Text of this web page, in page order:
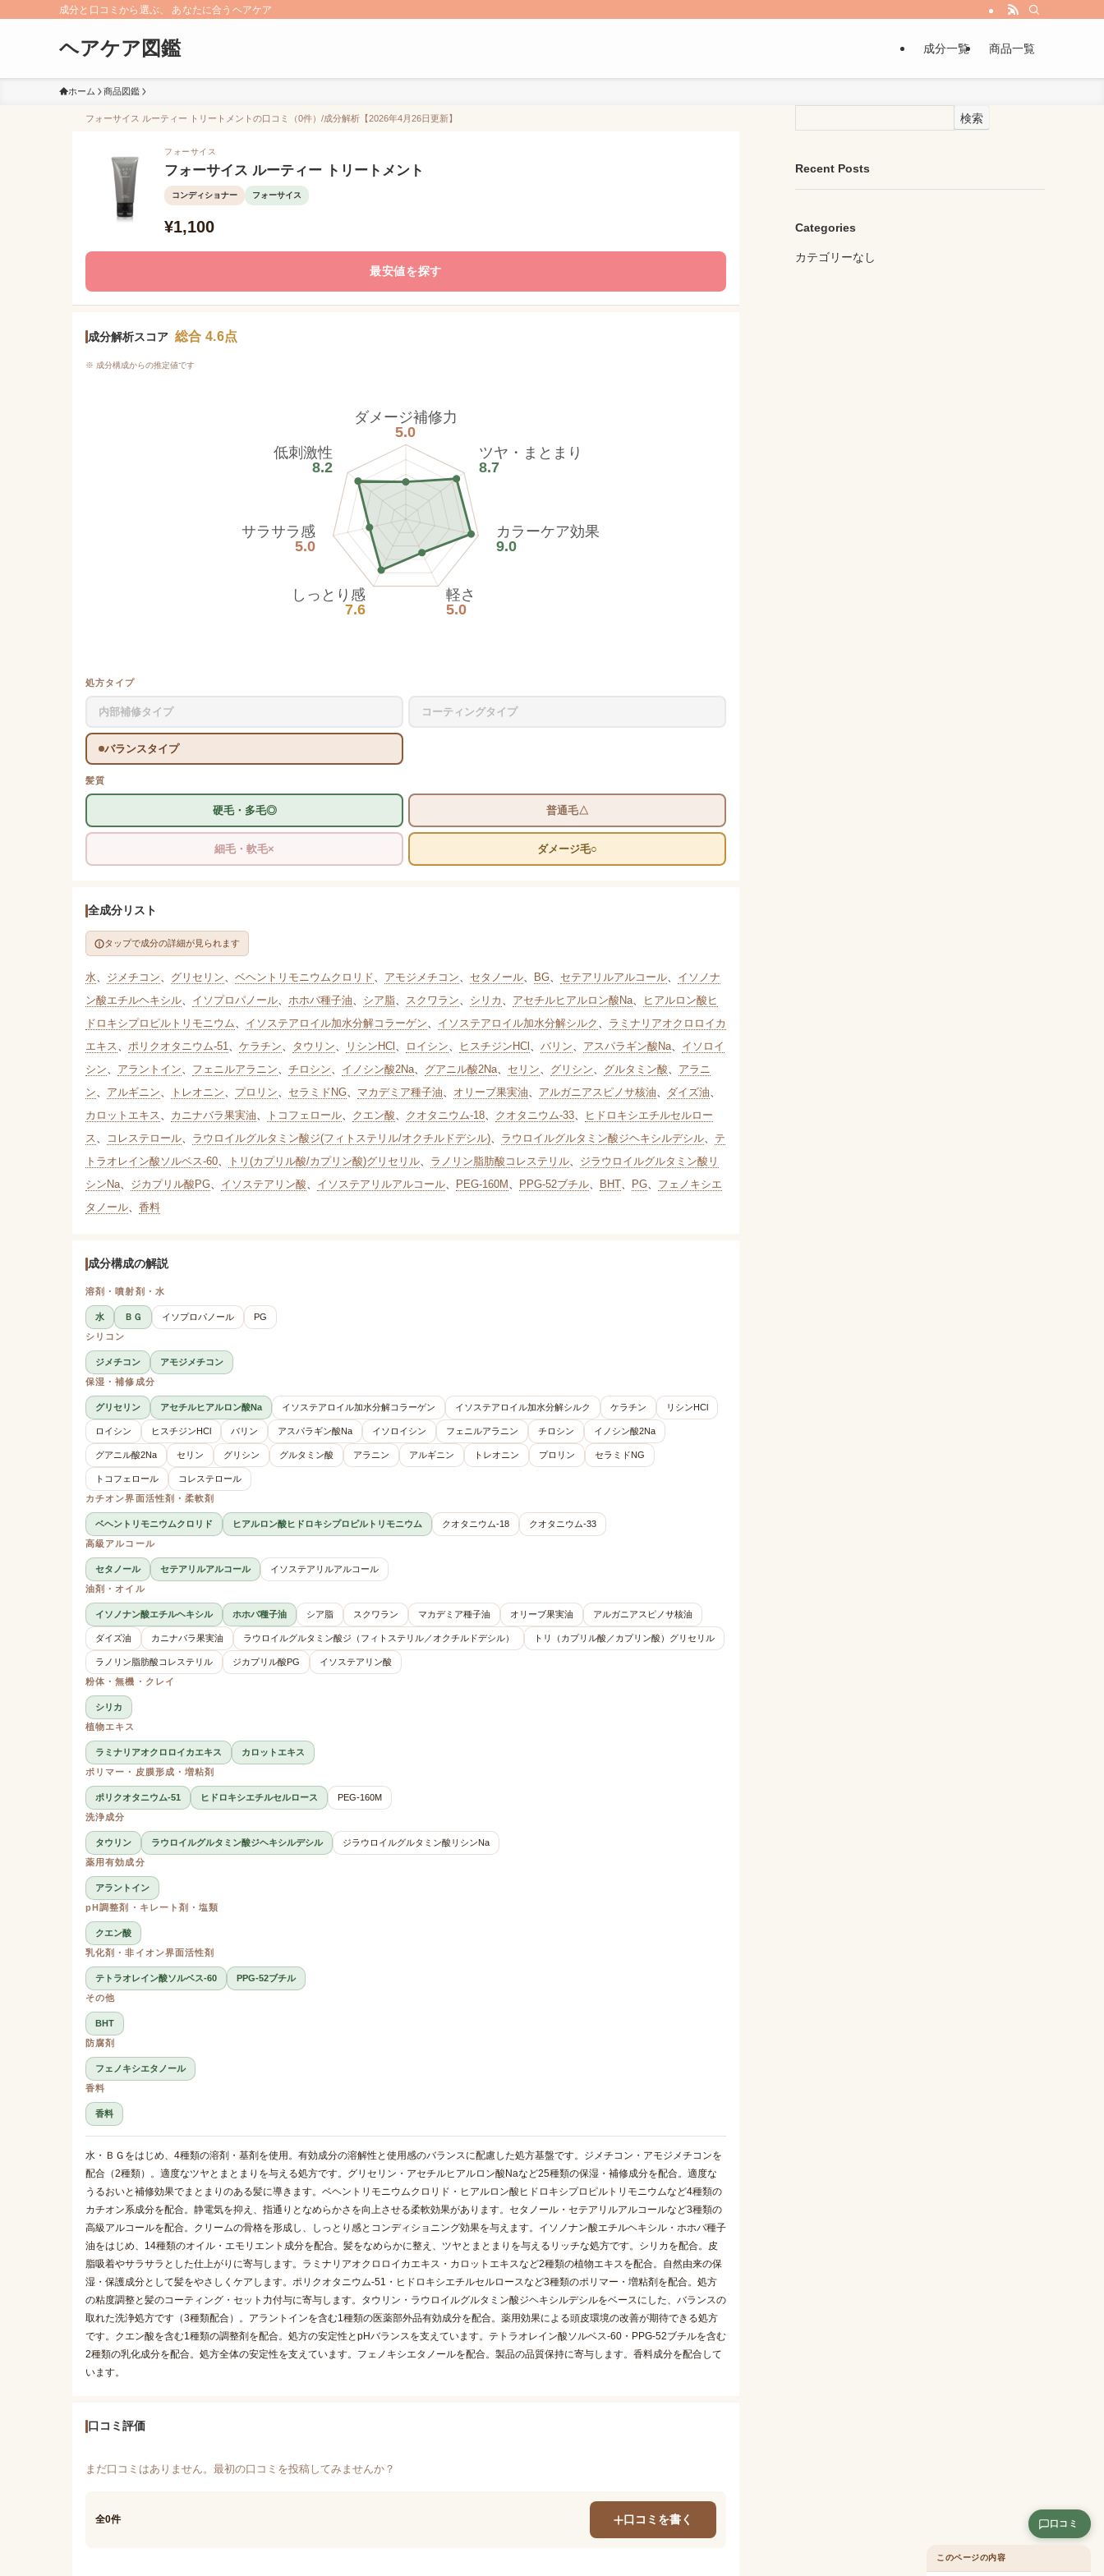
成分と口コミから選ぶ、 あなたに合うヘアケア
ヘアケア図鑑 成分一覧 商品一覧
ホーム 商品図鑑
フォーサイス ルーティー トリートメントの口コミ（0件）/成分解析【2026年4月26日更新】
フォーサイス
フォーサイス ルーティー トリートメント
コンディショナー フォーサイス
¥1,100
最安値を探す
成分解析スコア 総合 4.6点
※ 成分構成からの推定値です
ダメージ補修力
5.0
ツヤ・まとまり
8.7
カラーケア効果
9.0
軽さ
5.0
しっとり感
7.6
サラサラ感
5.0
低刺激性
8.2
処方タイプ
内部補修タイプ コーティングタイプ
バランスタイプ
髪質
硬毛・多毛◎ 普通毛△
細毛・軟毛× ダメージ毛○
全成分リスト
タップで成分の詳細が見られます
水、 ジメチコン、 グリセリン、 ベヘントリモニウムクロリド、 アモジメチコン、 セタノール、 BG、 セテアリルアルコール、 イソノナ
ン酸エチルヘキシル、 イソプロパノール、 ホホバ種子油、 シア脂、 スクワラン、 シリカ 、 アセチルヒアルロン酸Na、
ヒアルロン酸ヒ
ドロキシプロピルトリモニウム、 イソステアロイル加水分解コラーゲン、 イソステアロイル加水分解シルク 、 ラミナリアオクロロイカ
エキス、 ポリクオタニウム-51、 ケラチン、 タウリン、 リシンHCl 、 ロイシン、 ヒスチジンHCl 、 バリン、 アスパラギン酸Na、 イソロイ
シン、 アラントイン、 フェニルアラニン、 チロシン、 イノシン酸2Na、 グアニル酸2Na、 セリン、 グリシン、 グルタミン酸、 アラニ
ン、 アルギニン、 トレオニン、 プロリン、 セラミドNG、 マカデミア種子油、 オリーブ果実油、 アルガニアスピノサ核油、 ダイズ油、
カロットエキス、 カニナバラ果実油、 トコフェロール、 クエン酸、 クオタニウム-18、 クオタニウム-33、
ヒドロキシエチルセルロー
ス、 コレステロール、 ラウロイルグルタミン酸ジ(フィトステリル/オクチルドデシル)、 ラウロイルグルタミン酸ジヘキシルデシル、 テ
トラオレイン酸ソルベス-60、 トリ(カプリル酸/カプリン酸)グリセリル、 ラノリン脂肪酸コレステリル、 ジラウロイルグルタミン酸リ
シンNa、 ジカプリル酸PG、 イソステアリン酸、 イソステアリルアルコール、 PEG-160M 、 PPG-52ブチル、 BHT、 PG、 フェノキシエ
タノール、 香料
成分構成の解説
溶剤・噴射剤・水
水 ＢＧ イソプロパノール
PG
シリコン
ジメチコン
アモジメチコン
保湿・補修成分
グリセリン アセチルヒアルロン酸Na イソステアロイル加水分解コラーゲン イソステアロイル加水分解シルク ケラチン リシンHCl
ロイシン ヒスチジンHCl バリン アスパラギン酸Na イソロイシン フェニルアラニン チロシン イノシン酸2Na
グアニル酸2Na セリン グリシン グルタミン酸 アラニン アルギニン トレオニン プロリン セラミドNG
トコフェロール
コレステロール
カチオン界面活性剤・柔軟剤
ベヘントリモニウムクロリド ヒアルロン酸ヒドロキシプロピルトリモニウム クオタニウム-18
クオタニウム-33
高級アルコール
セタノール セテアリルアルコール
イソステアリルアルコール
油剤・オイル
イソノナン酸エチルヘキシル ホホバ種子油 シア脂 スクワラン マカデミア種子油 オリーブ果実油 アルガニアスピノサ核油
ダイズ油 カニナバラ果実油 ラウロイルグルタミン酸ジ（フィトステリル／オクチルドデシル） トリ（カプリル酸／カプリン酸）グリセリル
ラノリン脂肪酸コレステリル ジカプリル酸PG
イソステアリン酸
粉体・無機・クレイ
シリカ
植物エキス
ラミナリアオクロロイカエキス
カロットエキス
ポリマー・皮膜形成・増粘剤
ポリクオタニウム-51 ヒドロキシエチルセルロース
PEG-160M
洗浄成分
タウリン ラウロイルグルタミン酸ジヘキシルデシル
ジラウロイルグルタミン酸リシンNa
薬用有効成分
アラントイン
pH調整剤・キレート剤・塩類
クエン酸
乳化剤・非イオン界面活性剤
テトラオレイン酸ソルベス-60
PPG-52ブチル
その他
BHT
防腐剤
フェノキシエタノール
香料
香料
水・ＢＧをはじめ、4種類の溶剤・基剤を使用。有効成分の溶解性と使用感のバランスに配慮した処方基盤です。ジメチコン・アモジメチコンを
配合（2種類）。適度なツヤとまとまりを与える処方です。グリセリン・アセチルヒアルロン酸Naなど25種類の保湿・補修成分を配合。適度な
うるおいと補修効果でまとまりのある髪に導きます。ベヘントリモニウムクロリド・ヒアルロン酸ヒドロキシプロピルトリモニウムなど4種類の
カチオン系成分を配合。静電気を抑え、指通りとなめらかさを向上させる柔軟効果があります。セタノール・セテアリルアルコールなど3種類の
高級アルコールを配合。クリームの骨格を形成し、しっとり感とコンディショニング効果を与えます。イソノナン酸エチルヘキシル・ホホバ種子
油をはじめ、14種類のオイル・エモリエント成分を配合。髪をなめらかに整え、ツヤとまとまりを与えるリッチな処方です。シリカを配合。皮
脂吸着やサラサラとした仕上がりに寄与します。ラミナリアオクロロイカエキス・カロットエキスなど2種類の植物エキスを配合。自然由来の保
湿・保護成分として髪をやさしくケアします。ポリクオタニウム-51・ヒドロキシエチルセルロースなど3種類のポリマー・増粘剤を配合。処方
の粘度調整と髪のコーティング・セット力付与に寄与します。タウリン・ラウロイルグルタミン酸ジヘキシルデシルをベースにした、バランスの
取れた洗浄処方です（3種類配合）。アラントインを含む1種類の医薬部外品有効成分を配合。薬用効果による頭皮環境の改善が期待できる処方
です。クエン酸を含む1種類の調整剤を配合。処方の安定性とpHバランスを支えています。テトラオレイン酸ソルベス-60・PPG-52ブチルを含む
2種類の乳化成分を配合。処方全体の安定性を支えています。フェノキシエタノールを配合。製品の品質保持に寄与します。香料成分を配合して
います。
口コミ評価
まだ口コミはありません。最初の口コミを投稿してみませんか？
全0件 口コミを書く
検索
Recent Posts
Categories
カテゴリーなし
口コミ
このページの内容